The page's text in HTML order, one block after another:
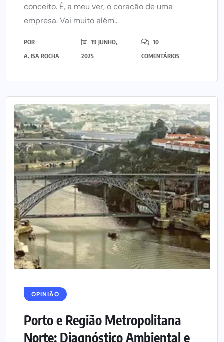
conceito. É, a meu ver, o coração de uma
empresa. Vai muito além...
POR
A. ISA ROCHA
19 JUNHO,
2025
10
COMENTÁRIOS
OPINIÃO
Porto e Região Metropolitana
Norte: Diagnóstico Ambiental e